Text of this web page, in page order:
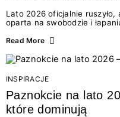
Lato 2026 oficjalnie
oparta na swobodzie i
doświadczenia wakacji – od
Motywem przewodnim jest
letnich momentów. Z tej
wyjątkowego: wielki konkurs
najgorętszych trendów w...
Read More
INSPIRACJE
Paznokcie na lato
które dominują